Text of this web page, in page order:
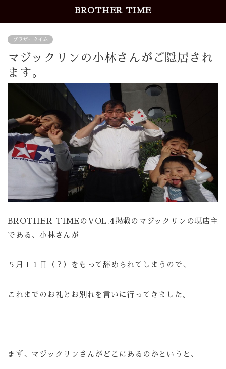
BROTHER TIME
ブラザータイム
マジックリンの小林さんがご隠居され
ます。
BROTHER TIMEのVOL.4掲載のマジックリンの現店主
である、小林さんが
５月１１日（？）をもって辞められてしまうので、
これまでのお礼とお別れを言いに行ってきました。
まず、マジックリンさんがどこにあるのかというと、